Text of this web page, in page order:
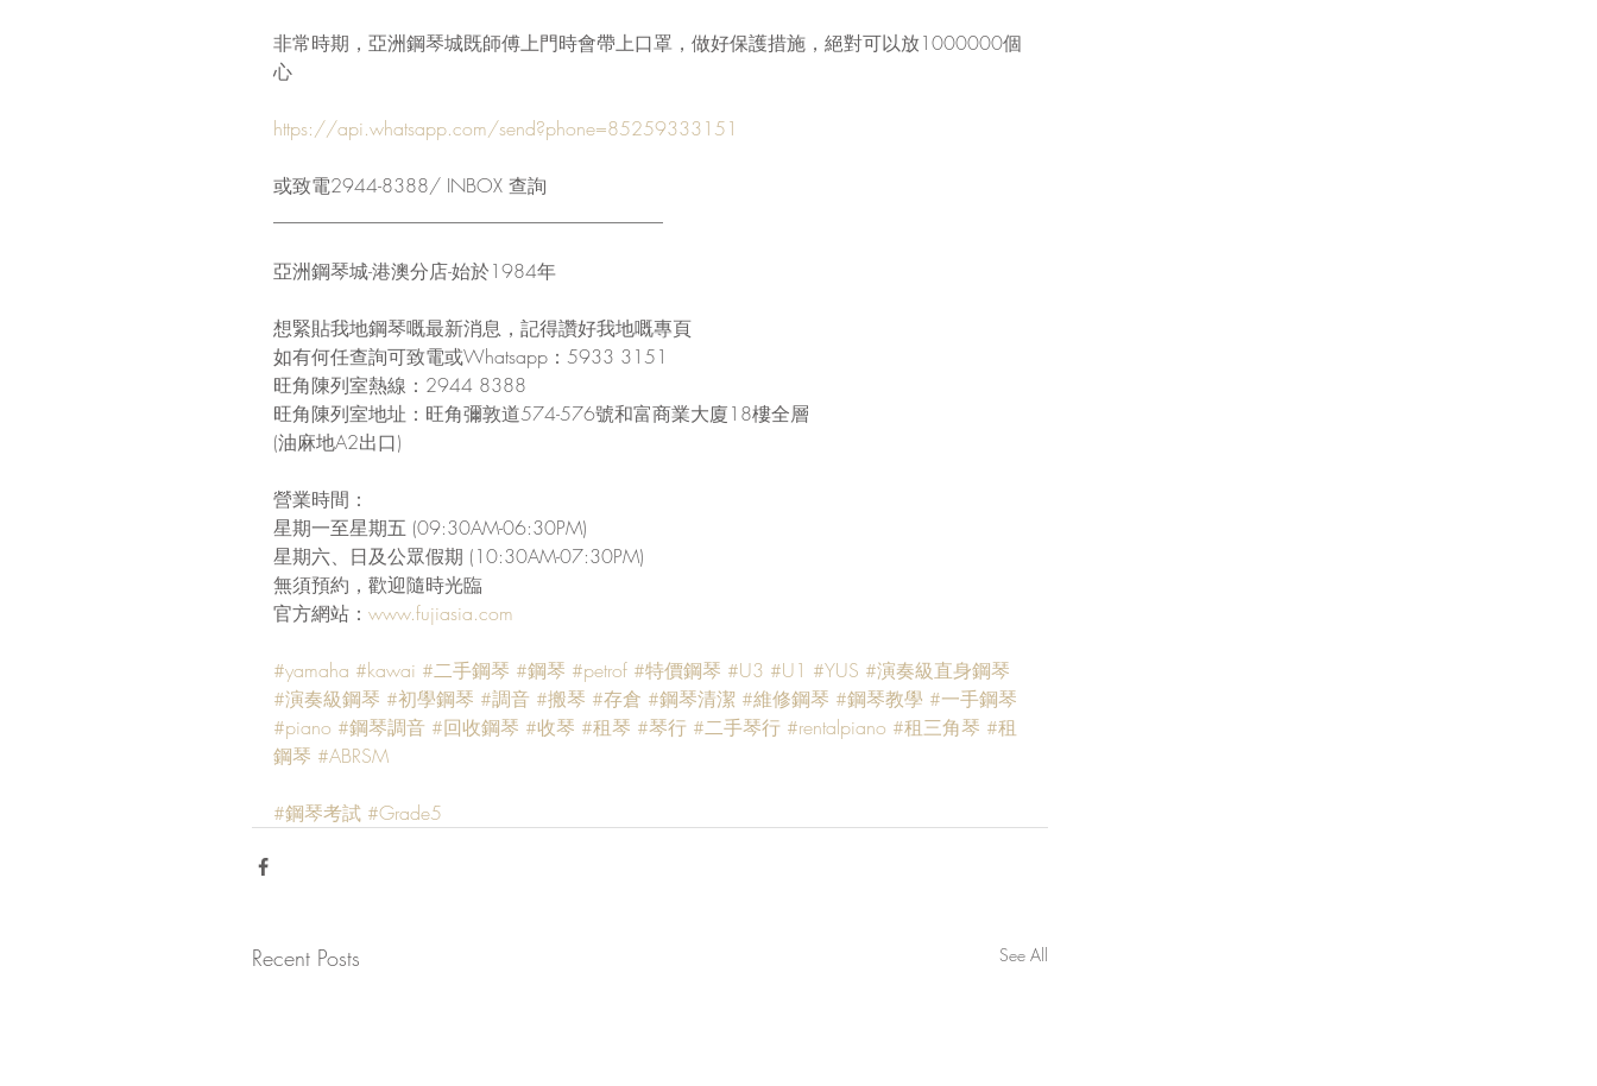
非常時期，亞洲鋼琴城既師傅上門時會帶上口罩，做好保護措施，絕對可以放1000000個
心
https://api.whatsapp.com/send?phone=85259333151
或致電2944-8388/ INBOX 查詢
亞洲鋼琴城-港澳分店-始於1984年
想緊貼我地鋼琴嘅最新消息，記得讚好我地嘅專頁
如有何任查詢可致電或Whatsapp：5933 3151
旺角陳列室熱線：2944 8388
旺角陳列室地址：旺角彌敦道574-576號和富商業大廈18樓全層
(油麻地A2出口)
營業時間：
星期一至星期五 (09:30AM-06:30PM)
星期六、日及公眾假期 (10:30AM-07:30PM)
無須預約，歡迎隨時光臨
官方網站： www.fujiasia.com
#yamaha #kawai #二手鋼琴 #鋼琴 #petrof #特價鋼琴 #U3 #U1 #YUS #演奏級直身鋼琴
#演奏級鋼琴 #初學鋼琴 #調音 #搬琴 #存倉 #鋼琴清潔 #維修鋼琴 #鋼琴教學 #一手鋼琴
#piano #鋼琴調音 #回收鋼琴 #收琴 #租琴 #琴行 #二手琴行 #rentalpiano #租三角琴 #租
鋼琴 #ABRSM
#鋼琴考試 #Grade5
Recent Posts See All